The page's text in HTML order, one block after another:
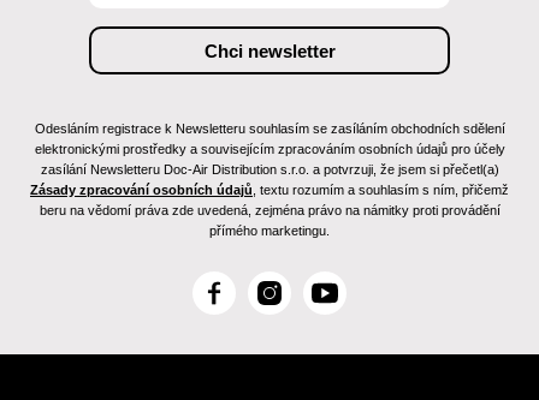
Odesláním registrace k Newsletteru souhlasím se zasíláním obchodních sdělení
elektronickými prostředky a souvisejícím zpracováním osobních údajů pro účely
zasílání Newsletteru Doc-Air Distribution s.r.o. a potvrzuji, že jsem si přečetl(a)
Zásady zpracování osobních údajů , textu rozumím a souhlasím s ním, přičemž
beru na vědomí práva zde uvedená, zejména právo na námitky proti provádění
přímého marketingu.
F
c
I
s
Y
u